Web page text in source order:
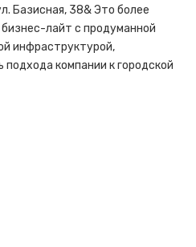
Базисная, 38& Это более
лайт с продуманной
инфраструктурой,
компании к городской